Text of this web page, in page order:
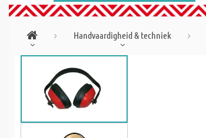
Handvaardigheid & techniek